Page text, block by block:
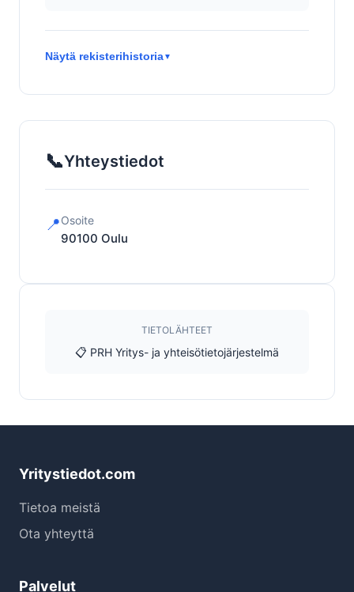
Näytä rekisterihistoria▼
📞Yhteystiedot
📍Osoite
90100 Oulu
TIETOLÄHTEET
📋 PRH Yritys- ja yhteisötietojärjestelmä
Yritystiedot.com
Tietoa meistä
Ota yhteyttä
Palvelut